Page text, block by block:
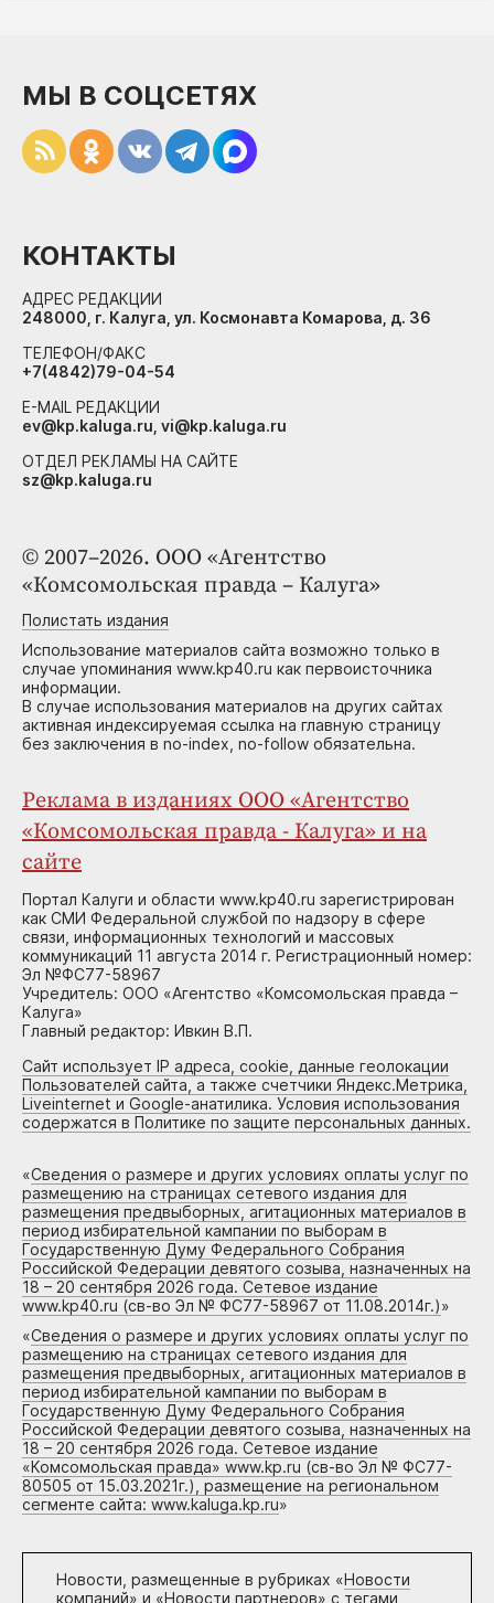
© 2007–2026. ООО «Агентство
«Комсомольская правда – Калуга»
Полистать издания
Использование материалов сайта возможно только в
случае упоминания www.kp40.ru как первоисточника
информации.
В случае использования материалов на других сайтах
активная индексируемая ссылка на главную страницу
без заключения в no-index, no-follow обязательна.
Реклама в изданиях ООО «Агентство
«Комсомольская правда - Калуга» и на
сайте
Портал Калуги и области www.kp40.ru зарегистрирован
как СМИ Федеральной службой по надзору в сфере
связи, информационных технологий и массовых
коммуникаций 11 августа 2014 г. Регистрационный номер:
Эл №ФС77-58967
Учредитель: ООО «Агентство «Комсомольская правда –
Калуга»
Главный редактор: Ивкин В.П.
Сайт использует IP адреса, cookie, данные геолокации
Пользователей сайта, а также счетчики Яндекс.Метрика,
Liveinternet и Google-анатилика. Условия использования
содержатся в Политике по защите персональных данных.
«Сведения о размере и других условиях оплаты услуг по
размещению на страницах сетевого издания для
размещения предвыборных, агитационных материалов в
период избирательной кампании по выборам в
Государственную Думу Федерального Собрания
Российской Федерации девятого созыва, назначенных на
18 – 20 сентября 2026 года. Сетевое издание
www.kp40.ru (св-во Эл № ФС77-58967 от 11.08.2014г.)»
«Сведения о размере и других условиях оплаты услуг по
размещению на страницах сетевого издания для
размещения предвыборных, агитационных материалов в
период избирательной кампании по выборам в
Государственную Думу Федерального Собрания
Российской Федерации девятого созыва, назначенных на
18 – 20 сентября 2026 года. Сетевое издание
«Комсомольская правда» www.kp.ru (св-во Эл № ФС77-
80505 от 15.03.2021г.), размещение на региональном
сегменте сайта: www.kaluga.kp.ru»
Новости, размещенные в рубриках «Новости
компаний» и «Новости партнеров» с тегами
МЫ В СОЦСЕТЯХ
КОНТАКТЫ
АДРЕС РЕДАКЦИИ
248000, г. Калуга, ул. Космонавта Комарова, д. 36
ТЕЛЕФОН/ФАКС
+7(4842)79-04-54
E-MAIL РЕДАКЦИИ
ev@kp.kaluga.ru, vi@kp.kaluga.ru
ОТДЕЛ РЕКЛАМЫ НА САЙТЕ
sz@kp.kaluga.ru